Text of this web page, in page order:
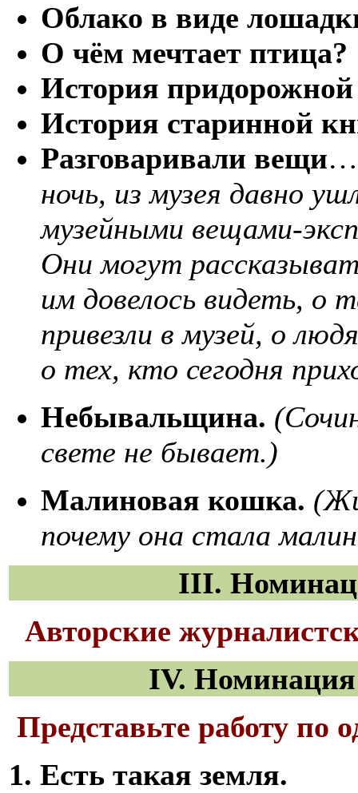
Облако в виде
О чём мечтает птица?
История
История старинной
Разговаривали вещи…
ночь, из музея давно
музейными вещами-
Они могут
им довелось видеть, о
привезли в музей, о
о тех, кто сегодня
Небывальщина.
свете не бывает.)
Малиновая кошка.
почему она стала
III.
Авторские
IV.
Представьте работу по
1. Есть такая земля.